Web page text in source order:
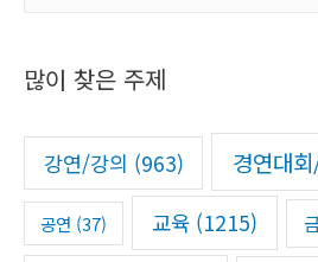
c
f
:
많이 찾은 주제
강연/강의 (963) 경연대
공연 (37) 교육(1215)